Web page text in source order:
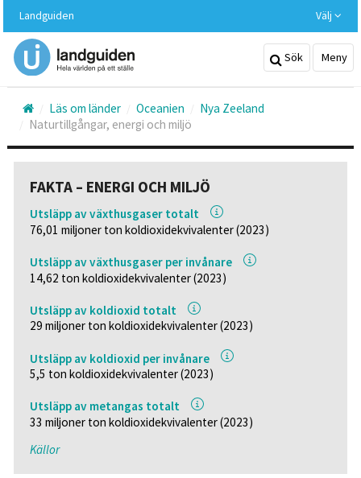
huvudinnehållet
Landguiden Välj
Sök Meny
Läs om länder Oceanien
Nya Zeeland
Naturtillgångar, energi och miljö
FAKTA – ENERGI OCH MILJÖ
Utsläpp av växthusgaser totalt
76,01 miljoner ton koldioxidekvivalenter (2023)
Utsläpp av växthusgaser per invånare
14,62 ton koldioxidekvivalenter (2023)
Utsläpp av koldioxid totalt
29 miljoner ton koldioxidekvivalenter (2023)
Utsläpp av koldioxid per invånare
5,5 ton koldioxidekvivalenter (2023)
Utsläpp av metangas totalt
33 miljoner ton koldioxidekvivalenter (2023)
Källor